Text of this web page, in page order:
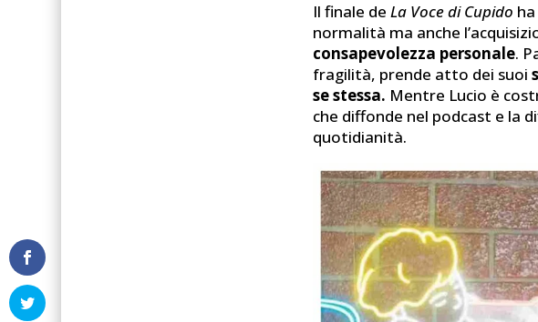
Il finale de La Voce di Cupido
normalità ma anche
consapevolezza personale.
fragilità, prende atto dei suoi
se stessa. Mentre Lucio è
che diffonde nel podcast e la
quotidianità.